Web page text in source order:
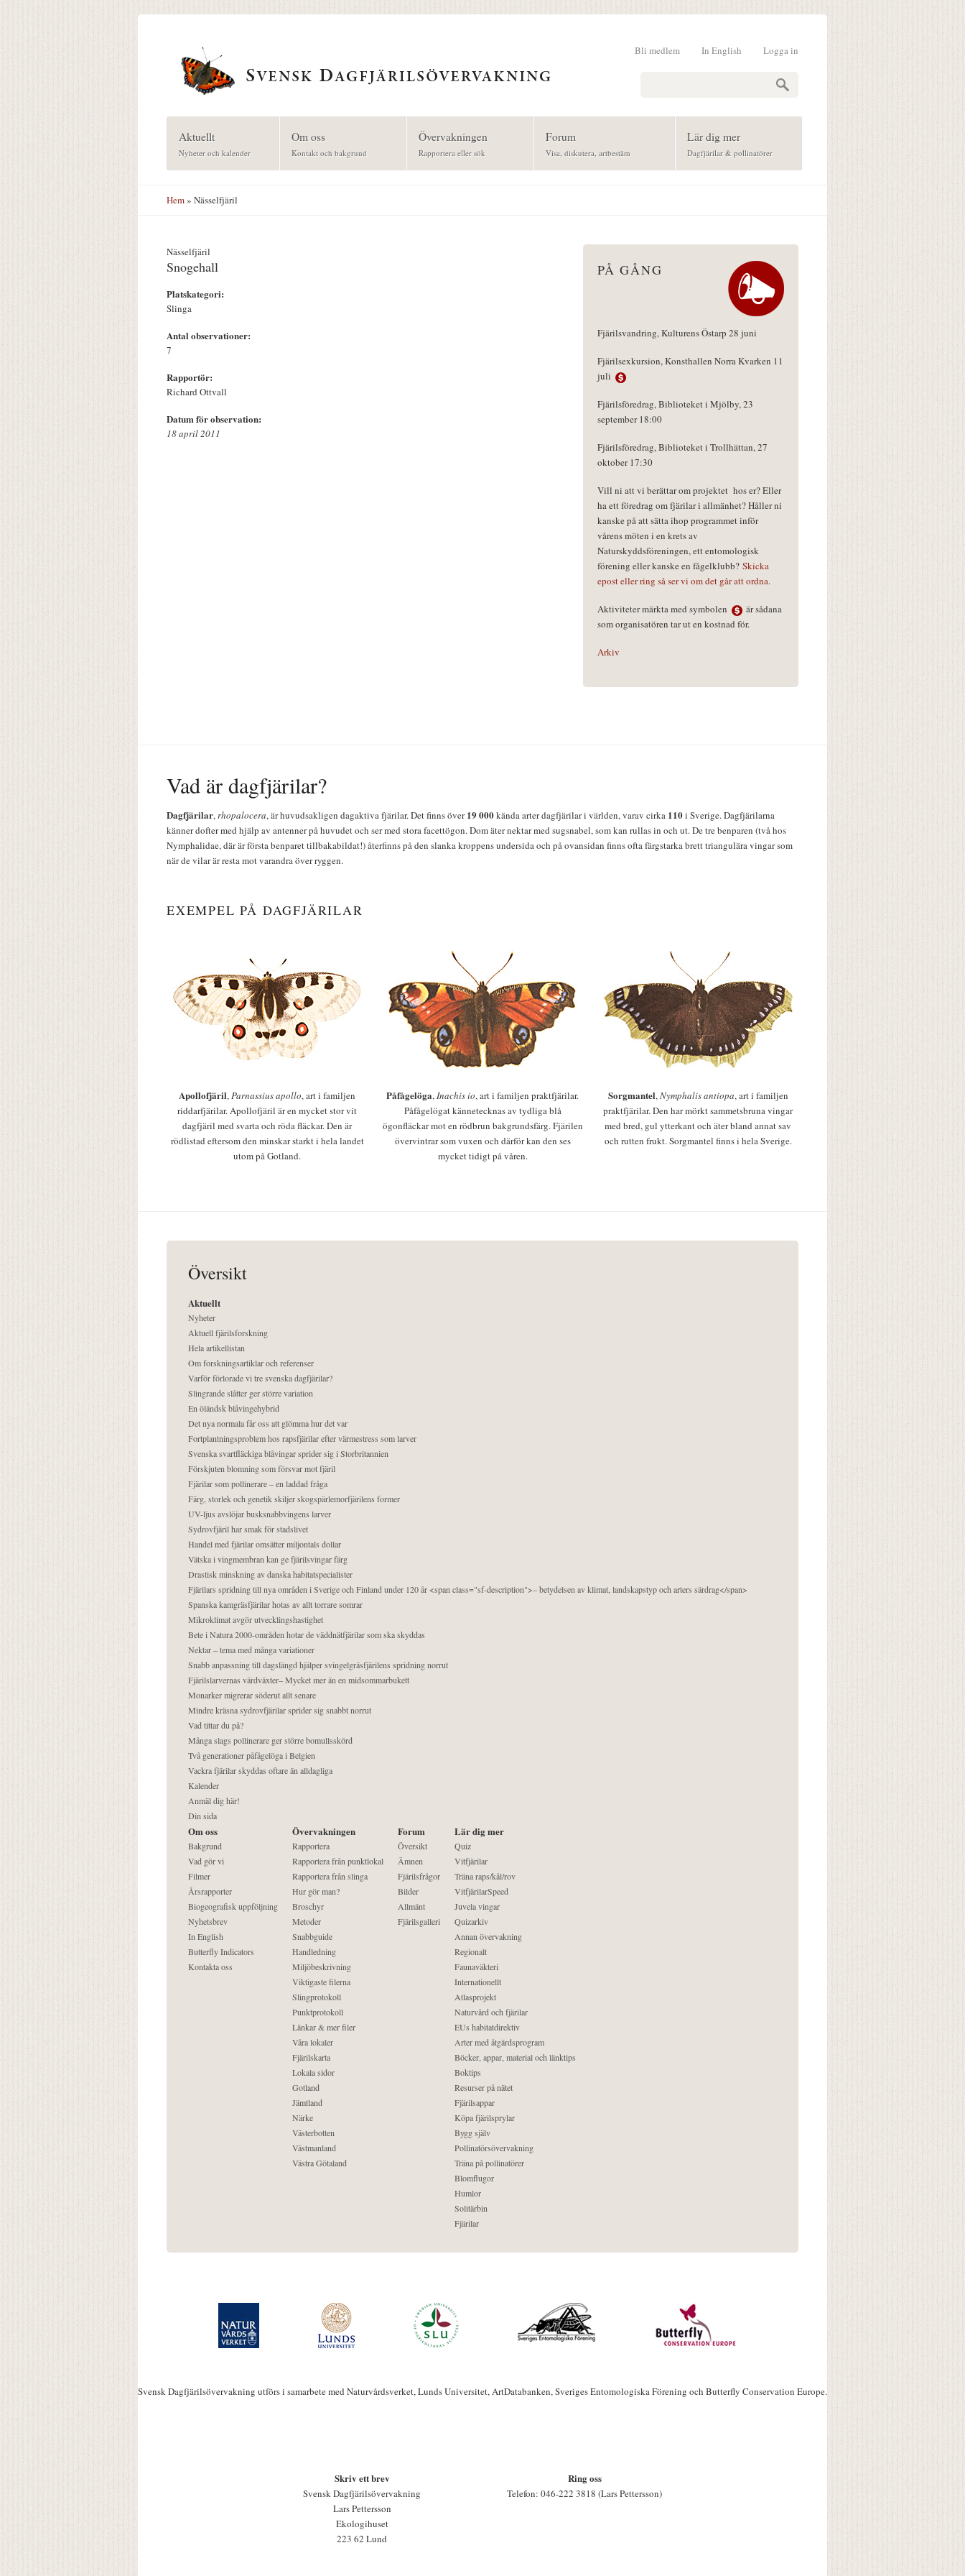
Logga in
In English
Bli medlem
Aktuellt
Nyheter och kalender
Om oss
Kontakt och bakgrund
Övervakningen
Rapportera eller sök
Forum
Visa, diskutera, artbestäm
Lär dig mer
Dagfjärilar & pollinatörer
Hem» Nässelfjäril
Nässelfjäril
Snogehall
Platskategori:
Slinga
Antal observationer:
7
Rapportör:
Richard Ottvall
Datum för observation:
18 april 2011
PÅ GÅNG
Fjärilsvandring, Kulturens Östarp 28 juni
Fjärilsexkursion, Konsthallen Norra Kvarken 11
juli
Fjärilsföredrag, Biblioteket i Mjölby, 23
september 18:00
Fjärilsföredrag, Biblioteket i Trollhättan, 27
oktober 17:30
Vill ni att vi berättar om projektet hos er? Eller
ha ett föredrag om fjärilar i allmänhet? Håller ni
kanske på att sätta ihop programmet inför
vårens möten i en krets av
Naturskyddsföreningen, ett entomologisk
förening eller kanske en fågelklubb? Skicka
epost eller ring så ser vi om det går att ordna.
Aktiviteter märkta med symbolen
är sådana
som organisatören tar ut en kostnad för.
Arkiv
Vad är dagfjärilar?
Dagfjärilar,rhopalocera, är huvudsakligen dagaktiva fjärilar. Det finns över19 000kända arter dagfjärilar i världen, varav cirka 110i Sverige. Dagfjärilarna
känner dofter med hjälp av antenner på huvudet och ser med stora facettögon. Dom äter nektar med sugsnabel, som kan rullas in och ut. De tre benparen (två hos
Nymphalidae, där är första benparet tillbakabildat!) återfinns på den slanka kroppens undersida och på ovansidan finns ofta färgstarka brett triangulära vingar som
när de vilar är resta mot varandra över ryggen.
EXEMPEL PÅ DAGFJÄRILAR
Apollofjäril,Parnassius apollo, art i familjen
riddarfjärilar. Apollofjäril är en mycket stor vit
dagfjäril med svarta och röda fläckar. Den är
rödlistad eftersom den minskar starkt i hela landet
utom på Gotland.
Påfågelöga,Inachis io, art i familjen praktfjärilar.
Påfågelögat kännetecknas av tydliga blå
ögonfläckar mot en rödbrun bakgrundsfärg. Fjärilen
övervintrar som vuxen och därför kan den ses
mycket tidigt på våren.
Sorgmantel,Nymphalis antiopa, art i familjen
praktfjärilar. Den har mörkt sammetsbruna vingar
med bred, gul ytterkant och äter bland annat sav
och rutten frukt. Sorgmantel finns i hela Sverige.
Översikt
Aktuellt
Nyheter
Aktuell fjärilsforskning
Hela artikellistan
Om forskningsartiklar och referenser
Varför förlorade vi tre svenska dagfjärilar?
Slingrande slåtter ger större variation
En öländsk blåvingehybrid
Det nya normala får oss att glömma hur det var
Fortplantningsproblem hos rapsfjärilar efter värmestress som larver
Svenska svartfläckiga blåvingar sprider sig i Storbritannien
Förskjuten blomning som försvar mot fjäril
Fjärilar som pollinerare – en laddad fråga
Färg, storlek och genetik skiljer skogspärlemorfjärilens former
UV-ljus avslöjar busksnabbvingens larver
Sydrovfjäril har smak för stadslivet
Handel med fjärilar omsätter miljontals dollar
Vätska i vingmembran kan ge fjärilsvingar färg
Drastisk minskning av danska habitatspecialister
Fjärilars spridning till nya områden i Sverige och Finland under 120 år <span class="sf-description">– betydelsen av klimat, landskapstyp och arters särdrag</span>
Spanska kamgräsfjärilar hotas av allt torrare somrar
Mikroklimat avgör utvecklingshastighet
Bete i Natura 2000-områden hotar de väddnätfjärilar som ska skyddas
Nektar – tema med många variationer
Snabb anpassning till dagslängd hjälper svingelgräsfjärilens spridning norrut
Fjärilslarvernas värdväxter– Mycket mer än en midsommarbukett
Monarker migrerar söderut allt senare
Mindre kräsna sydrovfjärilar sprider sig snabbt norrut
Vad tittar du på?
Många slags pollinerare ger större bomullsskörd
Två generationer påfågelöga i Belgien
Vackra fjärilar skyddas oftare än alldagliga
Kalender
Anmäl dig här!
Din sida
Om oss
Bakgrund
Vad gör vi
Filmer
Årsrapporter
Biogeografisk uppföljning
Nyhetsbrev
In English
Butterfly Indicators
Kontakta oss
Övervakningen
Rapportera
Rapportera från punktlokal
Rapportera från slinga
Hur gör man?
Broschyr
Metoder
Snabbguide
Handledning
Miljöbeskrivning
Viktigaste filerna
Slingprotokoll
Punktprotokoll
Länkar & mer filer
Våra lokaler
Fjärilskarta
Lokala sidor
Gotland
Jämtland
Närke
Västerbotten
Västmanland
Västra Götaland
Forum
Översikt
Ämnen
Fjärilsfrågor
Bilder
Allmänt
Fjärilsgalleri
Lär dig mer
Quiz
Vitfjärilar
Träna raps/kål/rov
VitfjärilarSpeed
Juvela vingar
Quizarkiv
Annan övervakning
Regionalt
Faunaväkteri
Internationellt
Atlasprojekt
Naturvård och fjärilar
EUs habitatdirektiv
Arter med åtgärdsprogram
Böcker, appar, material och länktips
Boktips
Resurser på nätet
Fjärilsappar
Köpa fjärilsprylar
Bygg själv
Pollinatörsövervakning
Träna på pollinatörer
Blomflugor
Humlor
Solitärbin
Fjärilar
Svensk Dagfjärilsövervakning utförs i samarbete med Naturvårdsverket, Lunds Universitet, ArtDatabanken, Sveriges Entomologiska Förening och Butterfly Conservation Europe.
Skriv ett brev
Svensk Dagfjärilsövervakning
Lars Pettersson
Ekologihuset
223 62 Lund
Ring oss
Telefon: 046-222 3818 (Lars Pettersson)